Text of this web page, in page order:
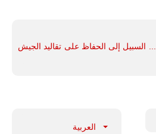
... السبيل إلى الحفاظ على تقاليد الجيش
العربية